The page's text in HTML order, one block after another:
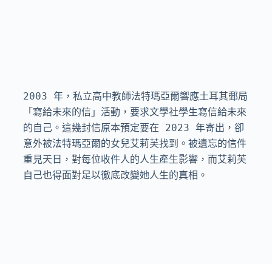
2003 年，私立高中教師法特瑪亞爾響應土耳其郵局
「寫給未來的信」活動，要求文學社學生寫信給未來
的自己。這幾封信原本預定要在 2023 年寄出，卻
意外被法特瑪亞爾的女兒艾莉芙找到。被遺忘的信件
重見天日，對每位收件人的人生產生影響，而艾莉芙
自己也得面對足以徹底改變她人生的真相。